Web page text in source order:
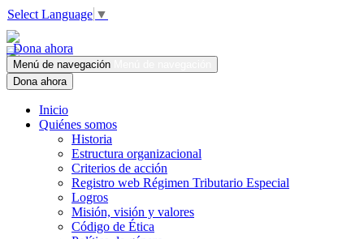
Select Language ▼
Dona ahora
Menú de navegación
Dona ahora
Inicio
Quiénes somos
Historia
Estructura organizacional
Criterios de acción
Registro web Régimen Tributario Especial
Logros
Misión, visión y valores
Código de Ética